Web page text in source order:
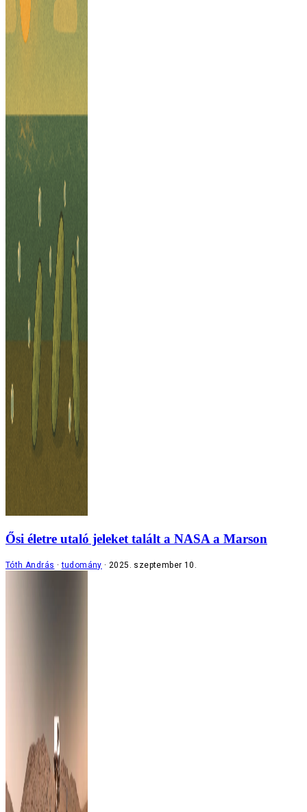
Ősi életre utaló jeleket talált a NASA a Marson
Tóth András tudomány 2025. szeptember 10.